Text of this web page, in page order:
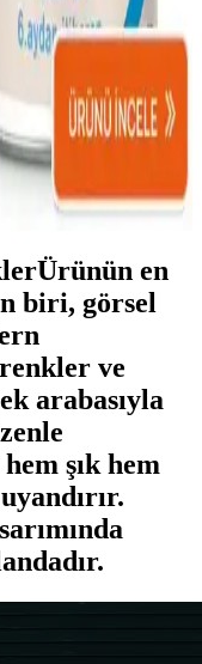
tercihidir.
ve Besleyici
ve besleyici içeriklerle
güvenle tercih
standartlarıyla
en
biri, görsel
ve
arabasıyla
şık hem